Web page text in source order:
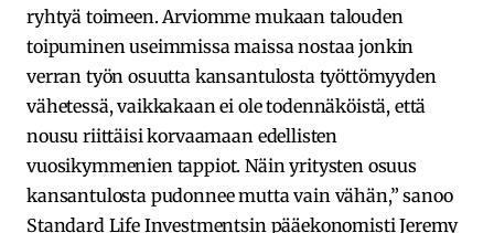
ryhtyä toimeen. Arviomme mukaan talouden
toipuminen useimmissa maissa nostaa jonkin
verran työn osuutta kansantulosta työttömyyden
vähetessä, vaikkakaan ei ole todennäköistä, että
nousu riittäisi korvaamaan edellisten
vuosikymmenien tappiot. Näin yritysten osuus
kansantulosta pudonnee mutta vain vähän,” sanoo
Standard Life Investmentsin pääekonomisti Jeremy